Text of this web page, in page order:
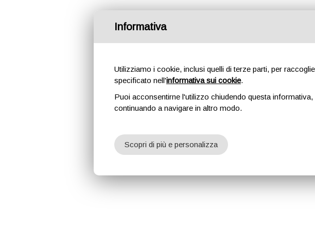
Informativa
Utilizziamo i cookie, inclusi quelli di terze parti, per
specificato nell'informativa sui cookie.
Puoi acconsentirne l'utilizzo chiudendo questa
continuando a navigare in altro modo.
Scopri di più e personalizza